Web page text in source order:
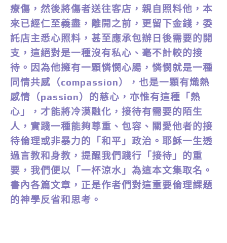
療傷，然後將傷者送往客店，親自照料他，本
來已經仁至義盡，離開之前，更留下金錢，委
託店主悉心照料，甚至應承包辦日後需要的開
支，這絕對是一種沒有私心、毫不計較的接
待。因為他擁有一顆憐憫心腸，憐憫就是一種
同情共感（compassion），也是一顆有熾熱
感情（passion）的慈心，亦惟有這種「熱
心」，才能將冷漠融化，接待有需要的陌生
人，實踐一種能夠尊重、包容、關愛他者的接
待倫理或非暴力的「和平」政治。耶穌一生透
過言教和身教，提醒我們踐行「接待」的重
要，我們便以「一杯涼水」為這本文集取名。
書內各篇文章，正是作者們對這重要倫理課題
的神學反省和思考。